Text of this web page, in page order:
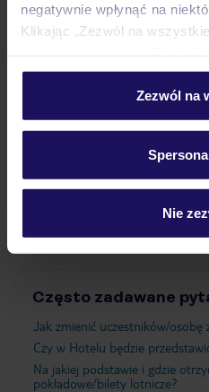
negatywnie wpłynąć na
Klikając „Zezwól na
personalizować swój wybór
Szczegółowe informacje o
Zezwól na
Nie
Pokoje
Ważne informacje
Często zadawane
Jak zmienić uczestników/osobę
Czy w Hotelu będzie
Na jakiej podstawie i gdzie
pokładowe/bilety lotnicze?